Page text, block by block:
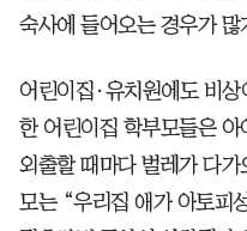
숙사에 들어오는 경우가 많
어린이집·유치원에도 비
한 어린이집 학부모들은
외출할 때마다 벌레가 다
모는 “우리집 애가 아토피